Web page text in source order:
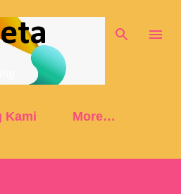
to main content
Kami More…